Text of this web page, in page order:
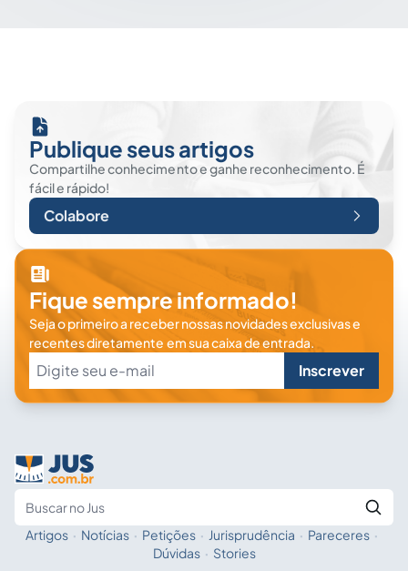
Publique seus artigos
Compartilhe conhecimento e ganhe reconhecimento. É
fácil e rápido!
Colabore
Fique sempre informado!
Seja o primeiro a receber nossas novidades exclusivas e
recentes diretamente em sua caixa de entrada.
Inscrever
Fale com a IA
Artigos · Notícias · Petições · Jurisprudência · Pareceres ·
Dúvidas · Stories